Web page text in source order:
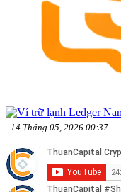
14 Tháng 05, 2026 00:37